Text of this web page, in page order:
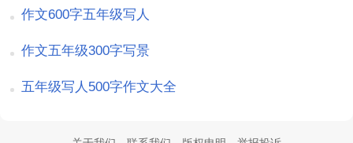
作文600字五年级写人
作文五年级300字写景
五年级写人500字作文大全